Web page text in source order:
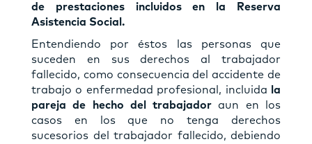
de prestaciones incluidos en la Reserva
Asistencia Social.
Entendiendo por éstos las personas que
suceden en sus derechos al trabajador
fallecido, como consecuencia del accidente de
trabajo o enfermedad profesional, incluida
la
pareja de hecho del trabajador aun en los
casos en los que no tenga derechos
sucesorios del trabajador fallecido, debiendo